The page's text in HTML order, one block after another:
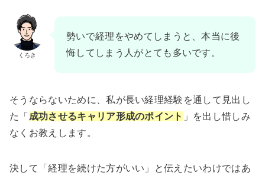
くろき
勢いで経理をやめてしまうと、本当に後
悔してしまう人がとても多いです。
そうならないために、私が長い経理経験を通して見出し
た「 成功させるキャリア形成のポイント 」を出し惜しみ
なくお教えします。
決して「経理を続けた方がいい」と伝えたいわけではあ